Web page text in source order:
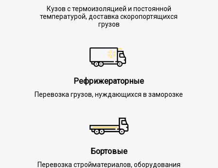
Кузов с термоизоляцией и постоянной
температурой, доставка скоропортящихся
грузов
Рефрижераторные
Перевозка грузов, нуждающихся в заморозке
Бортовые
Перевозка стройматериалов, оборудования